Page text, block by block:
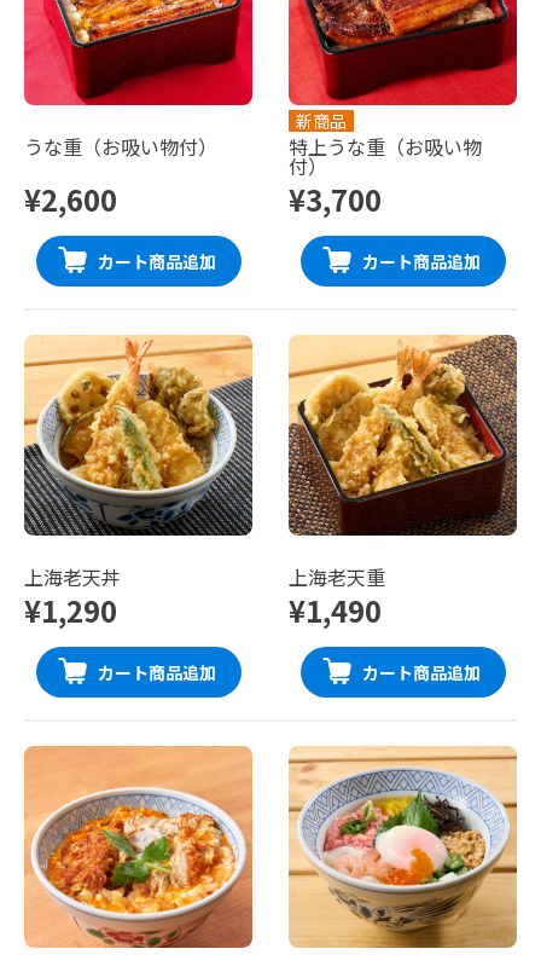
うな重（お吸い物付）
¥2,600
カート商品追加
新商品
特上うな重（お吸い物
付）
¥3,700
カート商品追加
上海老天丼
¥1,290
カート商品追加
上海老天重
¥1,490
カート商品追加